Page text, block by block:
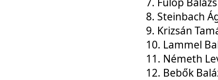
8. Steinbach
9. Krizsán
10. Lammel
11. Németh
12. Bebők